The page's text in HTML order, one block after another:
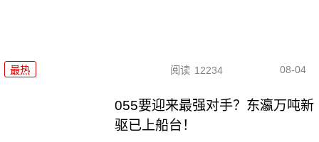
最热 阅读 12234 08-04
055要迎来最强对手？东瀛万吨新
驱已上船台！